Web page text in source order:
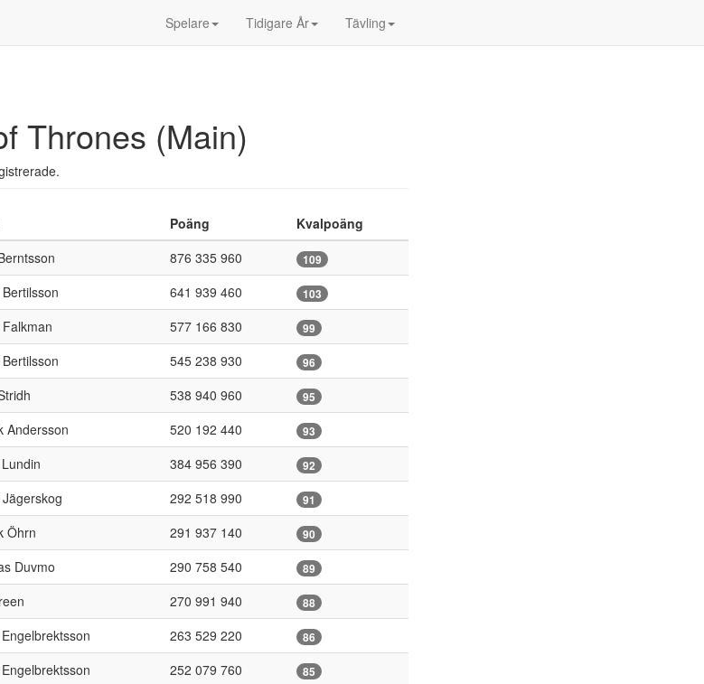
Spelare Tidigare År Tävling
Thrones (Main)
Poäng
Kvalpoäng
876 335 960 109
641 939 460 103
577 166 830 99
545 238 930 96
538 940 960 95
Andersson 520 192 440 93
384 956 390 92
292 518 990 91
Öhrn 291 937 140 90
Duvmo 290 758 540 89
270 991 940 88
263 529 220 86
252 079 760 85